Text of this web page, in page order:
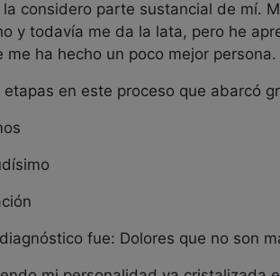
considero parte sustancial de mí.
y todavía me da la lata, pero he
me ha hecho un poco mejor persona.
en este proceso que abarcó
fue: Dolores que no son